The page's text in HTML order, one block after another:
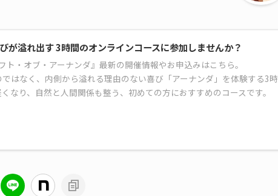
が溢れ出す 3時間のオンラインコースに参加しませんか？
ト・オブ・アーナンダ』最新の開催情報やお申込みはこちら。
はなく、内側から溢れる理由のない喜び「アーナンダ」を体験する3時
なり、自然と人間関係も整う、初めての方におすすめのコースです。